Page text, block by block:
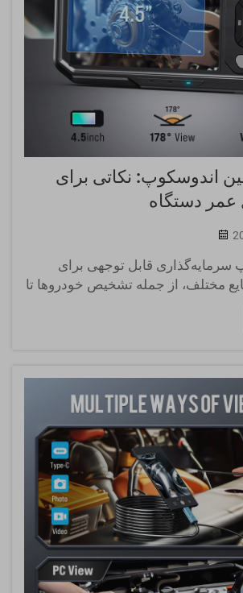
اندوسکوپ: نکاتی برای
دستگاه
سرمایه‌گذاری قابل توجهی برای
مختلف، از جمله تشخیص خودروها تا
بازرسی‌های صنعتی، محسوب
و عملکرد دوربین اندوسکوپ شما